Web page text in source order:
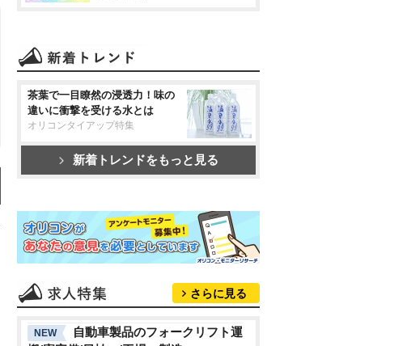
茶葉で一目瞭然の浸透力！味の
違いに衝撃を受ける水とは
オリコンタイアップ特集
新着トレンドをもっと見る
さらに見る
NEW
自動車製品のフォークリフト運